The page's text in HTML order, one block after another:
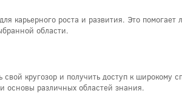
карьерного роста и развития. Это
области.
кругозор и получить доступ к
основы различных областей знания.